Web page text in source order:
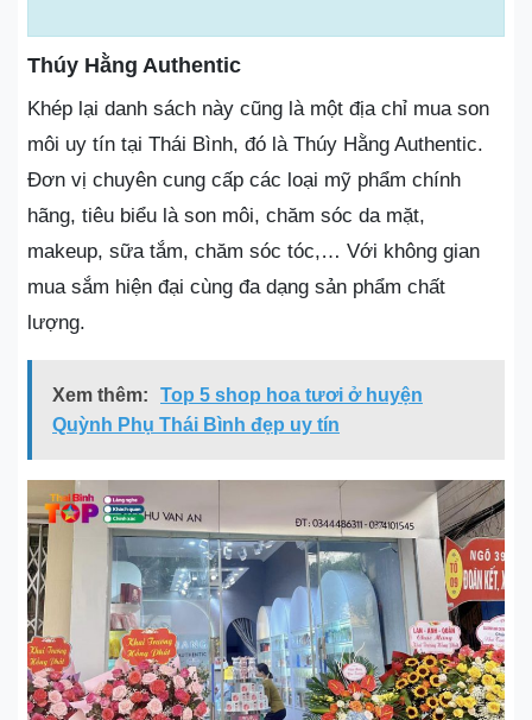
Thúy Hằng Authentic
Khép lại danh sách này cũng là một địa chỉ mua son
môi uy tín tại Thái Bình, đó là Thúy Hằng Authentic.
Đơn vị chuyên cung cấp các loại mỹ phẩm chính
hãng, tiêu biểu là son môi, chăm sóc da mặt,
makeup, sữa tắm, chăm sóc tóc,… Với không gian
mua sắm hiện đại cùng đa dạng sản phẩm chất
lượng.
Xem thêm:
Top 5 shop hoa tươi ở huyện
Quỳnh Phụ Thái Bình đẹp uy tín